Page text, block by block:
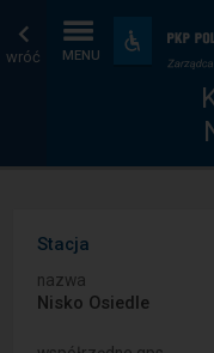
wróć MENU
i
Stacja
nazwa
Nisko Osiedle